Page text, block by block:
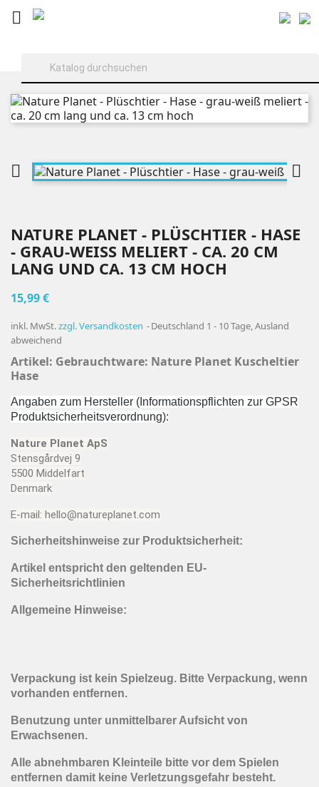

 
NATURE PLANET - PLÜSCHTIER - HASE
- GRAU-WEISS MELIERT - CA. 20 CM L
ANG UND CA. 13 CM HOCH
15,99 €
inkl. MwSt.zzgl. Versandkosten
Deutschland 1 - 10 Tage, Ausland
abweichend
Artikel: Gebrauchtware: Nature Planet Kuscheltier
Hase
Angaben zum Hersteller (Informationspflichten zur GPSR
Produktsicherheitsverordnung):
Nature Planet ApS
Stensgårdvej 9
5500 Middelfart
Denmark
E-mail: hello@natureplanet.com
Sicherheitshinweise zur Produktsicherheit:
Artikel entspricht den geltenden EU-
Sicherheitsrichtlinien
Allgemeine Hinweise:
Verpackung ist kein Spielzeug. Bitte Verpackung, wenn
vorhanden entfernen.
Benutzung unter unmittelbarer Aufsicht von
Erwachsenen.
Alle abnehmbaren Kleinteile bitte vor dem Spielen
entfernen damit keine Verletzungsgefahr besteht.